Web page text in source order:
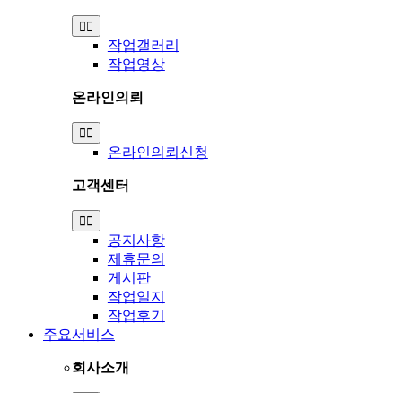
Toggle
Navigation
작업갤러리
작업영상
온라인의뢰
Toggle
Navigation
온라인의뢰신청
고객센터
Toggle
Navigation
공지사항
제휴문의
게시판
작업일지
작업후기
주요서비스
회사소개